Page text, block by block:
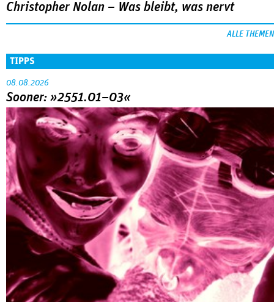
Christopher Nolan – Was bleibt, was nervt
ALLE THEMEN
TIPPS
08.08.2026
Sooner: »2551.01–03«